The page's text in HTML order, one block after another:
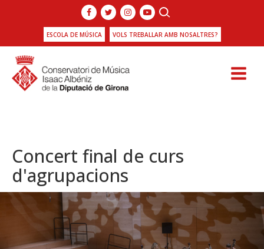
ESCOLA DE MÚSICA VOLS TREBALLAR AMB NOSALTRES?
Concert final de curs
d'agrupacions